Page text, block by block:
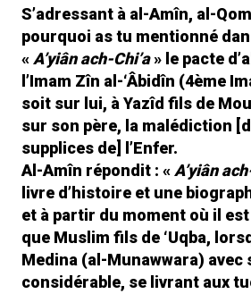
S’adressant à al-Amîn, al-
pourquoi as tu mentionné
«A’yiân ach-Chi’a» le pacte
l’Imam Zîn al-‘Âbidîn (4ème
soit sur lui, à Yazîd fils de
sur son père, la malédiction
supplices de] l’Enfer.
Al-Amîn répondit : «A’yiân
livre d’histoire et une
et à partir du moment où il
que Muslim fils de ‘Uqba,
Medina (al-Munawwara) avec
considérable, se livrant aux